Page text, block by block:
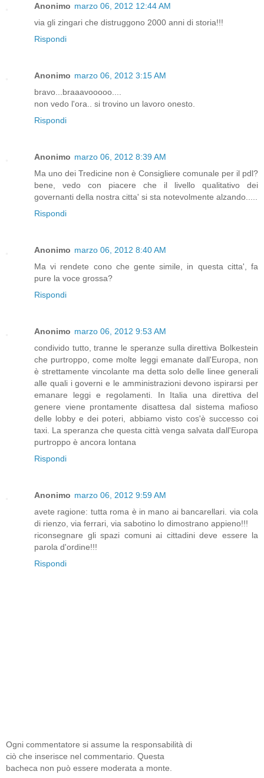
Anonimo marzo 06, 2012 12:44 AM
via gli zingari che distruggono 2000 anni di storia!!!
Rispondi
Anonimo marzo 06, 2012 3:15 AM
bravo...braaavooooo....
non vedo l'ora.. si trovino un lavoro onesto.
Rispondi
Anonimo marzo 06, 2012 8:39 AM
Ma uno dei Tredicine non è Consigliere comunale per il pdl?
bene, vedo con piacere che il livello qualitativo dei
governanti della nostra citta' si sta notevolmente alzando.....
Rispondi
Anonimo marzo 06, 2012 8:40 AM
Ma vi rendete cono che gente simile, in questa citta', fa
pure la voce grossa?
Rispondi
Anonimo marzo 06, 2012 9:53 AM
condivido tutto, tranne le speranze sulla direttiva Bolkestein
che purtroppo, come molte leggi emanate dall'Europa, non
è strettamente vincolante ma detta solo delle linee generali
alle quali i governi e le amministrazioni devono ispirarsi per
emanare leggi e regolamenti. In Italia una direttiva del
genere viene prontamente disattesa dal sistema mafioso
delle lobby e dei poteri, abbiamo visto cos'è successo coi
taxi. La speranza che questa città venga salvata dall'Europa
purtroppo è ancora lontana
Rispondi
Anonimo marzo 06, 2012 9:59 AM
avete ragione: tutta roma è in mano ai bancarellari. via cola
di rienzo, via ferrari, via sabotino lo dimostrano appieno!!!
riconsegnare gli spazi comuni ai cittadini deve essere la
parola d'ordine!!!
Rispondi
Ogni commentatore si assume la responsabilità di
ciò che inserisce nel commentario. Questa
bacheca non può essere moderata a monte.